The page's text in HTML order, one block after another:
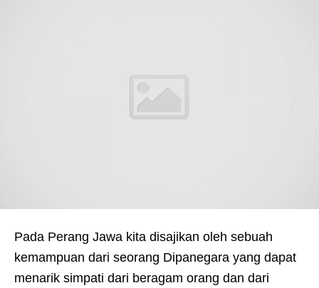
Pada Perang Jawa kita disajikan oleh sebuah
kemampuan dari seorang Dipanegara yang dapat
menarik simpati dari beragam orang dan dari